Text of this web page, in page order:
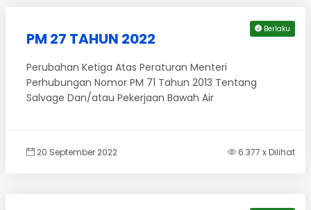
Berlaku
PM 27 TAHUN 2022
Perubahan Ketiga Atas Peraturan Menteri
Perhubungan Nomor PM 71 Tahun 2013 Tentang
Salvage Dan/atau Pekerjaan Bawah Air
20 September 2022 6.377 x Dilihat